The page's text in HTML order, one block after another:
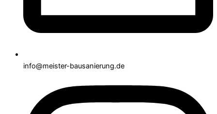
info@meister-bausanierung.de